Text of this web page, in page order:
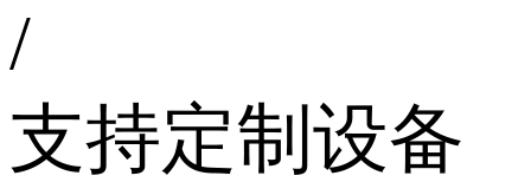
/
支持定制设备